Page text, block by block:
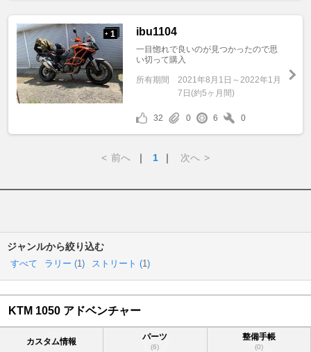
+ 1 ibu1104
一目惚れで良いのが見つかったので思
い切って購入
所有期間
2021年8月1日～2022年1月
7日(約5ヶ月間)
32 0 6 0
< 前へ ｜ 1 ｜ 次へ >
ジャンルから絞り込む
すべて ラリー (1) ストリート (1)
KTM 1050 アドベンチャー
カスタム情報 パーツ
(6)
整備手帳
(0)